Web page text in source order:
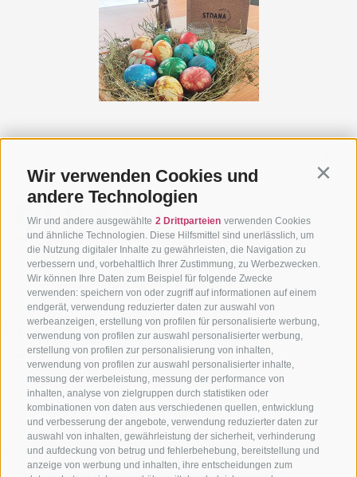
Wir verwenden Cookies und
andere Technologien
Wir und andere ausgewählte 2 Drittparteien verwenden Cookies
und ähnliche Technologien. Diese Hilfsmittel sind unerlässlich, um
die Nutzung digitaler Inhalte zu gewährleisten, die Navigation zu
verbessern und, vorbehaltlich Ihrer Zustimmung, zu Werbezwecken.
Wir können Ihre Daten zum Beispiel für folgende Zwecke
verwenden: speichern von oder zugriff auf informationen auf einem
endgerät, verwendung reduzierter daten zur auswahl von
werbeanzeigen, erstellung von profilen für personalisierte werbung,
verwendung von profilen zur auswahl personalisierter werbung,
erstellung von profilen zur personalisierung von inhalten,
verwendung von profilen zur auswahl personalisierter inhalte,
messung der werbeleistung, messung der performance von
inhalten, analyse von zielgruppen durch statistiken oder
kombinationen von daten aus verschiedenen quellen, entwicklung
und verbesserung der angebote, verwendung reduzierter daten zur
auswahl von inhalten, gewährleistung der sicherheit, verhinderung
und aufdeckung von betrug und fehlerbehebung, bereitstellung und
anzeige von werbung und inhalten, ihre entscheidungen zum
I-39030 St.
Südtirol
+39 0474
650175
info@stoana.it